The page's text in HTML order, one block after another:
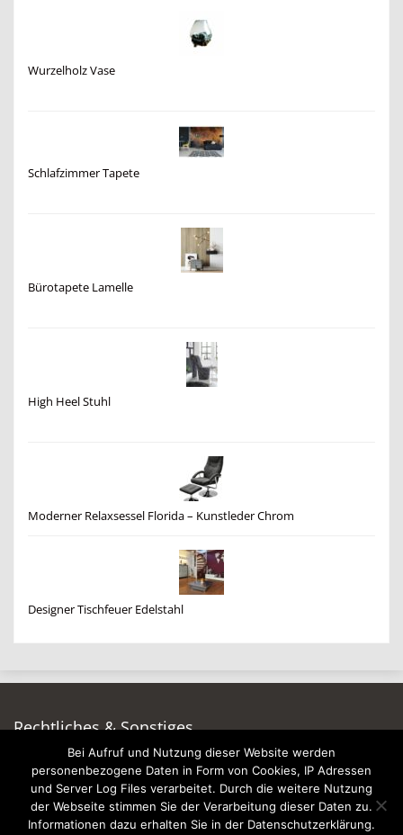
Wurzelholz Vase
Schlafzimmer Tapete
Bürotapete Lamelle
High Heel Stuhl
Moderner Relaxsessel Florida – Kunstleder Chrom
Designer Tischfeuer Edelstahl
Rechtliches & Sonstiges
Auf dieser Seite werben
Datenschutzerklärung
Impressum
Bei Aufruf und Nutzung dieser Website werden
personenbezogene Daten in Form von Cookies, IP Adressen
und Server Log Files verarbeitet. Durch die weitere Nutzung
der Webseite stimmen Sie der Verarbeitung dieser Daten zu.
Informationen dazu erhalten Sie in der Datenschutzerklärung.